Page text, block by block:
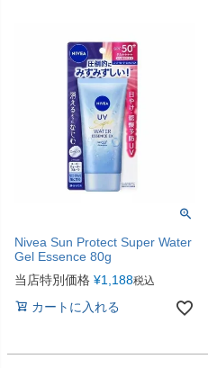
Nivea Sun Protect Super Water
Gel Essence 80g
当店特別価格 ¥1,188税込
カートに入れる